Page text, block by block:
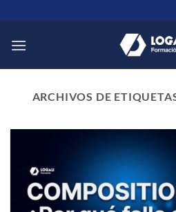
al
contenido
ARCHIVOS DE